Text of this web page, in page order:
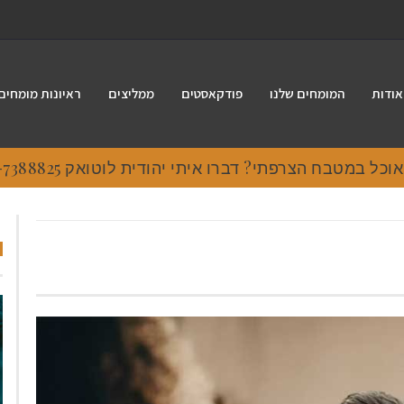
אודות המומחים שלנו פודקאסטים ממליצים ראיונות
במטבח הצרפתי? דברו איתי יהודית לוטואק 054-7388825.